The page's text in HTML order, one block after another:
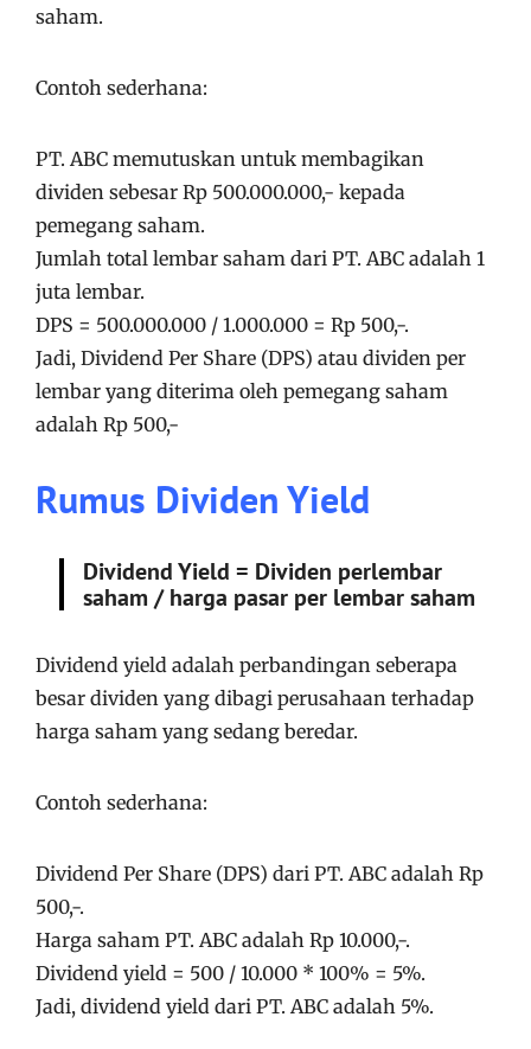
saham.
Contoh sederhana:
PT. ABC memutuskan untuk membagikan
dividen sebesar Rp 500.000.000,- kepada
pemegang saham.
Jumlah total lembar saham dari PT. ABC adalah 1
juta lembar.
DPS = 500.000.000 / 1.000.000 = Rp 500,-.
Jadi, Dividend Per Share (DPS) atau dividen per
lembar yang diterima oleh pemegang saham
adalah Rp 500,-
Rumus Dividen Yield
Dividend Yield = Dividen perlembar
saham / harga pasar per lembar saham
Dividend yield adalah perbandingan seberapa
besar dividen yang dibagi perusahaan terhadap
harga saham yang sedang beredar.
Contoh sederhana:
Dividend Per Share (DPS) dari PT. ABC adalah Rp
500,-.
Harga saham PT. ABC adalah Rp 10.000,-.
Dividend yield = 500 / 10.000 * 100% = 5%.
Jadi, dividend yield dari PT. ABC adalah 5%.